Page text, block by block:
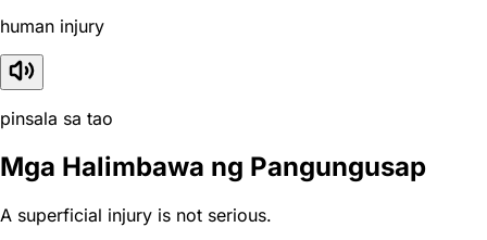
human injury
pinsala sa tao
Mga Halimbawa ng Pangungusap
A superficial injury is not serious.